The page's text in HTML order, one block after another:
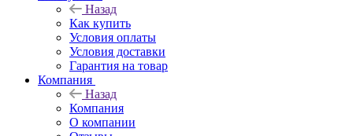
Назад
Как купить
Условия оплаты
Условия доставки
Гарантия на товар
Компания
Назад
Компания
О компании